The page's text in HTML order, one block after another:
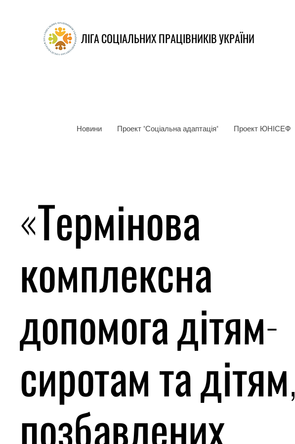
ЛІГА СОЦІАЛЬНИХ ПРАЦІВНИКІВ УКРАЇНИ
Новини Проект "Соціальна адаптація" Проект ЮНІСЕФ
«Термінова
комплексна
допомога дітям-
сиротам та дітям,
позбавлених